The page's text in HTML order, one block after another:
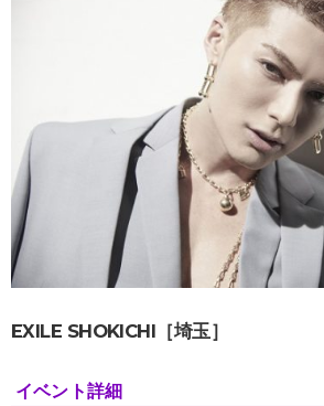
EXILE SHOKICHI［埼玉］
イベント詳細